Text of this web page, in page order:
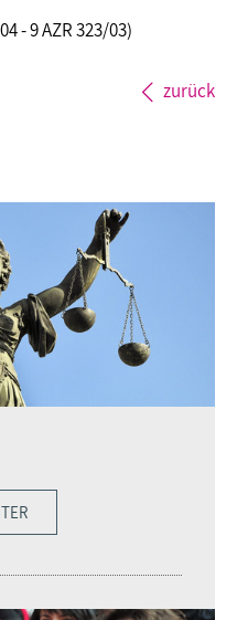
- 9 AZR 323/03)
zurück